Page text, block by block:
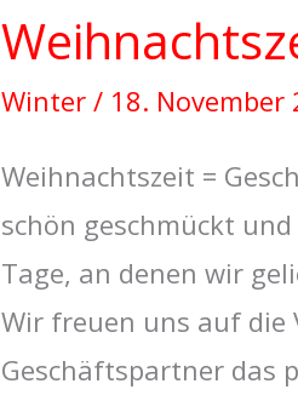
Winter/ 18. November
Weihnachtszeit =
schön geschmückt
Tage, an denen wir
Wir freuen uns auf die
Geschäftspartner das